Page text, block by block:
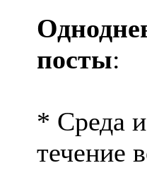
посты:
* Среда
течение